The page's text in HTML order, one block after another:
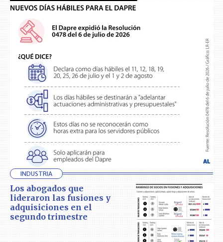
INDUSTRIA
Los abogados que
lideraron las fusiones y
adquisiciones en el
segundo trimestre